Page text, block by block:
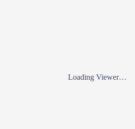
Loading Viewer…